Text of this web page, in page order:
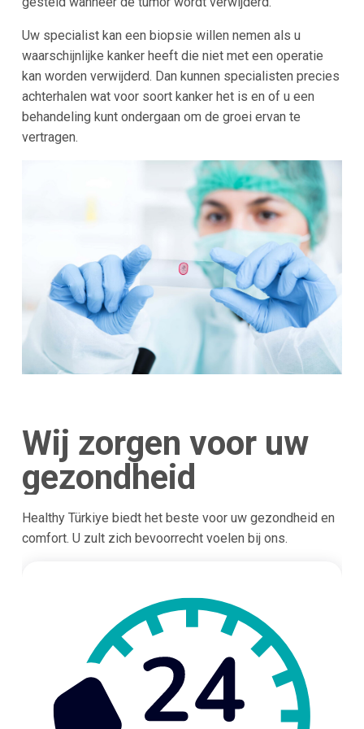
Uw specialist kan een biopsie willen nemen als u
waarschijnlijke kanker heeft die niet met een operatie
kan worden verwijderd. Dan kunnen specialisten precies
achterhalen wat voor soort kanker het is en of u een
behandeling kunt ondergaan om de groei ervan te
vertragen.
Wij zorgen voor uw
gezondheid
Healthy Türkiye biedt het beste voor uw gezondheid en
comfort. U zult zich bevoorrecht voelen bij ons.